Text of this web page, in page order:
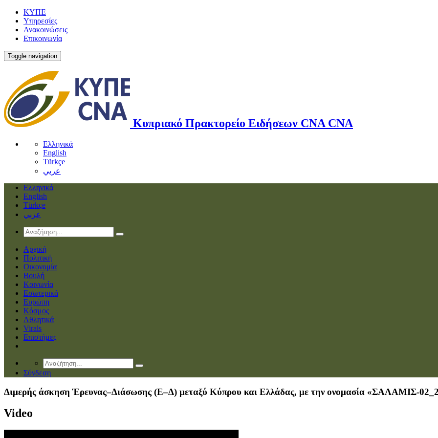
ΚΥΠΕ
Υπηρεσίες
Ανακοινώσεις
Επικοινωνία
Toggle navigation
Κυπριακό Πρακτορείο Ειδήσεων CNA CNA
Ελληνικά
English
Türkçe
عربي
Ελληνικά
English
Türkçe
عربي
Αρχική
Πολιτική
Οικονομία
Βουλή
Κοινωνία
Εσωτερικά
Ευρώπη
Κόσμος
Αθλητικά
Virals
Επιστήμες
Σύνδεση
Διμερής άσκηση Έρευνας–Διάσωσης (Ε–Δ) μεταξύ Κύπρου και Ελλάδας, με την ονομασία «ΣΑΛΑΜΙΣ-
Video